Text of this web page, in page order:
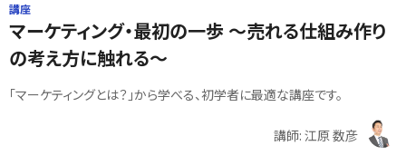
講座
マーケティング・最初の一歩 ～売れる仕組み作り
の考え方に触れる～
「マーケティングとは？」から学べる、初学者に最適な講座です。
講師: 江原 数彦